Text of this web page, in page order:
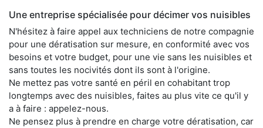
Une entreprise spécialisée pour décimer vos nuisibles
N'hésitez à faire appel aux techniciens de notre compagnie
pour une dératisation sur mesure, en conformité avec vos
besoins et votre budget, pour une vie sans les nuisibles et
sans toutes les nocivités dont ils sont à l'origine.
Ne mettez pas votre santé en péril en cohabitant trop
longtemps avec des nuisibles, faites au plus vite ce qu'il y
a à faire : appelez-nous.
Ne pensez plus à prendre en charge votre dératisation, car